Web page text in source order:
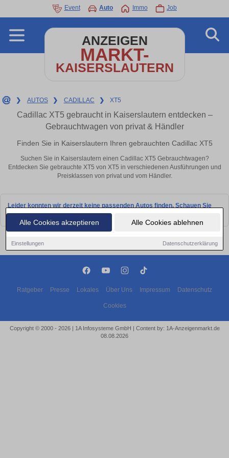
Alle Cookies akzeptieren Alle Cookies ablehnen
Einstellungen Datenschutzerklärung
Event Auto Immo Job
ANZEIGEN
MARKT-
KAISERSLAUTERN
❯ AUTOS ❯ CADILLAC ❯ XT5
Cadillac XT5 gebraucht in Kaiserslautern entdecken –
Gebrauchtwagen von privat & Händler
Finden Sie in Kaiserslautern Ihren gebrauchten Cadillac XT5
Suchen Sie in Kaiserslautern einen Cadillac XT5 Gebrauchtwagen?
Entdecken Sie gebrauchte XT5 von XT5 in verschiedenen Ausführungen und
Preisklassen von privat und vom Händler.
Leider konnten wir derzeit keine passenden Autos finden. Schauen Sie
bald wieder vorbei!
Ratgeber Presse Lokales Über Uns Impressum Datenschutz
Cookies
Copyright © 2000 - 2026 | 1A Infosysteme GmbH | Content by: 1A-Anzeigenmarkt.de
08.08.2026